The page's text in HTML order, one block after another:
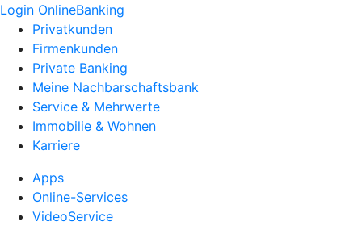
Login OnlineBanking
Privatkunden
Firmenkunden
Private Banking
Meine Nachbarschaftsbank
Service & Mehrwerte
Immobilie & Wohnen
Karriere
Apps
Online-Services
VideoService